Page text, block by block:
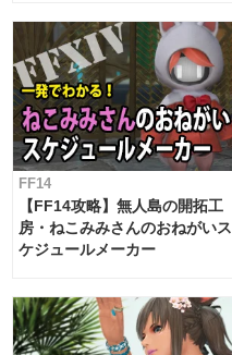
FF14
【FF14攻略】無人島の開拓工
房・ねこみみさんのおねがいス
ケジュールメーカー